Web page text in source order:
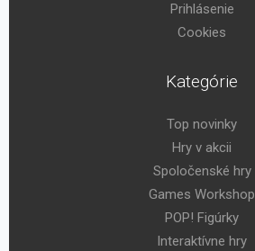
Prihlásenie
Cookies
Kategórie
Top novinky
Hry v akcii
Spoločenské hry
Games Workshop
POP! Figúrky
Interaktívne hry